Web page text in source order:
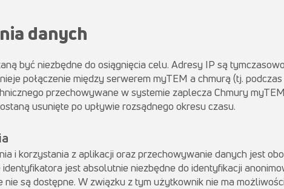
danych
być niezbędne do osiągnięcia celu. Adresy IP są
połączenie między serwerem myTEM a chmurą (tj.
przechowywane w systemie zaplecza Chmury
usunięte po upływie rozsądnego okresu czasu.
i korzystania z aplikacji oraz przechowywanie danych jest
jest absolutnie niezbędne do identyfikacji
są dostępne. W związku z tym użytkownik nie ma